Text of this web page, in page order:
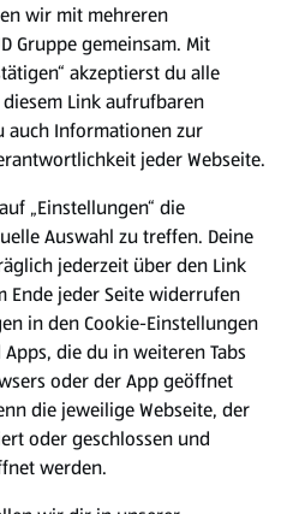
wir mit mehreren
Gruppe gemeinsam. Mit
akzeptierst du alle
Link aufrufbaren
auch Informationen zur
jeder Webseite.
„Einstellungen“ die
Auswahl zu treffen. Deine
jederzeit über den Link
Ende jeder Seite widerrufen
in den Cookie-Einstellungen
die du in weiteren Tabs
oder der App geöffnet
die jeweilige Webseite, der
oder geschlossen und
werden.